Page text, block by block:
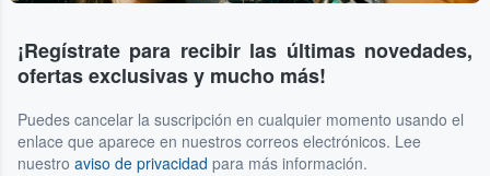
¡Regístrate para recibir las últimas novedades,
ofertas exclusivas y mucho más!
Puedes cancelar la suscripción en cualquier momento usando el
enlace que aparece en nuestros correos electrónicos. Lee
nuestro aviso de privacidad para más información.